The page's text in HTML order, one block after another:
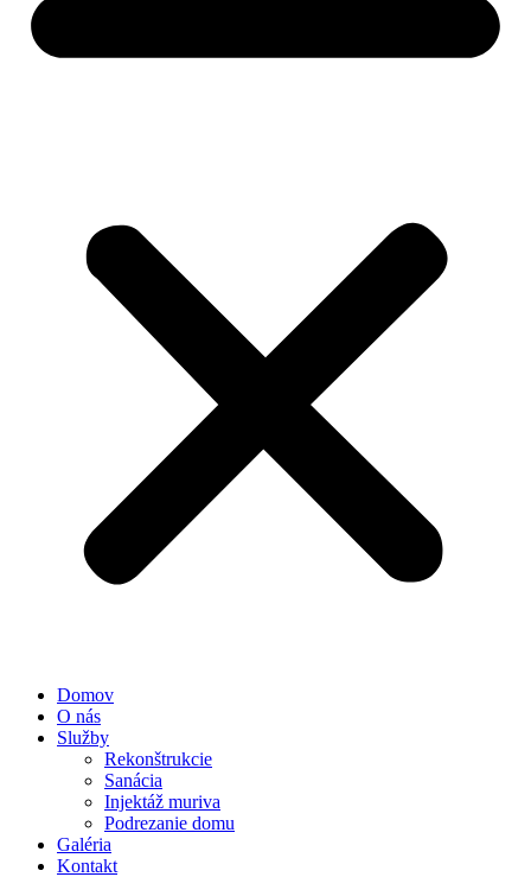
Domov
O nás
Služby
Rekonštrukcie
Sanácia
Injektáž muriva
Podrezanie domu
Galéria
Kontakt